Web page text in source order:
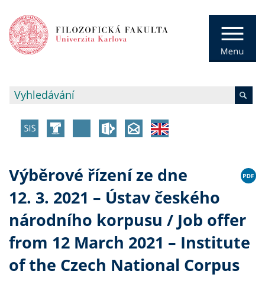
Výběrové řízení ze dne
12. 3. 2021 – Ústav českého
národního korpusu / Job offer
from 12 March 2021 – Institute
of the Czech National Corpus